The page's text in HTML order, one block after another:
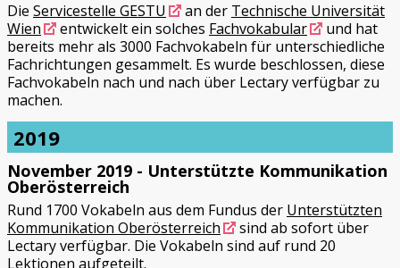
Die Servicestelle GESTU an der Technische Universität
Wien
entwickelt ein solches Fachvokabular
und hat
bereits mehr als 3000 Fachvokabeln für unterschiedliche
Fachrichtungen gesammelt. Es wurde beschlossen, diese
Fachvokabeln nach und nach über Lectary verfügbar zu
machen.
2019
November 2019 - Unterstützte Kommunikation
Oberösterreich
Rund 1700 Vokabeln aus dem Fundus der Unterstützten
Kommunikation Oberösterreich
sind ab sofort über
Lectary verfügbar. Die Vokabeln sind auf rund 20
Lektionen aufgeteilt.